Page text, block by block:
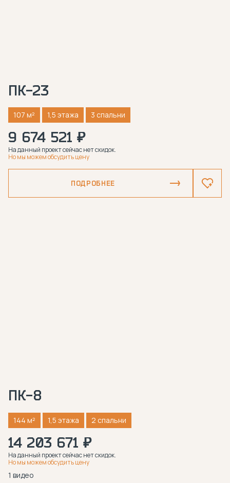
ПК-23
107 м² 1,5 этажа 3 спальни
9 674 521 ₽
На данный проект сейчас нет скидок.
Но мы можем обсудить цену
ПОДРОБНЕЕ
ПК-8
144 м² 1,5 этажа 2 спальни
14 203 671 ₽
На данный проект сейчас нет скидок.
Но мы можем обсудить цену
1 видео